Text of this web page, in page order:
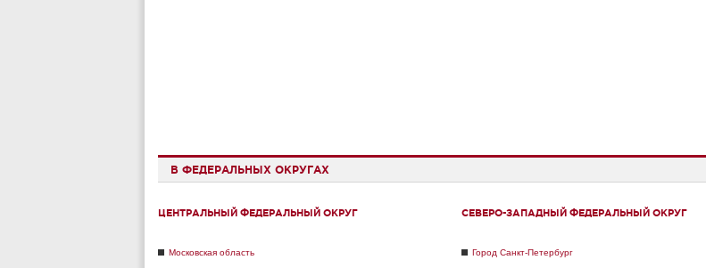
В ФЕДЕРАЛЬНЫХ ОКРУГАХ
ЦЕНТРАЛЬНЫЙ ФЕДЕРАЛЬНЫЙ ОКРУГ
Московская область
СЕВЕРО-ЗАПАДНЫЙ ФЕДЕРАЛЬНЫЙ ОКРУГ
Город Санкт-Петербург